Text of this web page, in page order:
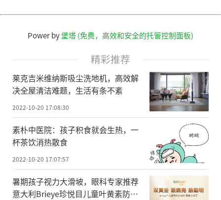
Power by堡塔 (免费，高效和安全的托管控制面板)
精彩推荐
莱克吉米维纳斯吸尘洗地机，高效解
决全屋清洁难题，生活有条不紊
2022-10-20 17:08:30
素朴中医院：孩子积食就会生热，一
杯茶饮消热散食
2022-10-20 17:07:57
暑期孩子视力大滑坡，眼科专家推荐
意大利Brieye珍悦目儿童叶黄素防控